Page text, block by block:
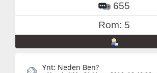
655
Rom: 5
Ynt: Neden Ben?